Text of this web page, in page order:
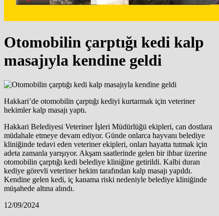
Otomobilin çarptığı kedi kalp
masajıyla kendine geldi
Hakkari’de otomobilin çarptığı kediyi kurtarmak için veteriner
hekimler kalp masajı yaptı.
Hakkari Belediyesi Veteriner İşleri Müdürlüğü ekipleri, can dostlara
müdahale etmeye devam ediyor. Günde onlarca hayvanı belediye
kliniğinde tedavi eden veteriner ekipleri, onları hayatta tutmak için
adeta zamanla yarışıyor. Akşam saatlerinde gelen bir ihbar üzerine
otomobilin çarptığı kedi belediye kliniğine getirildi. Kalbi duran
kediye görevli veteriner hekim tarafından kalp masajı yapıldı.
Kendine gelen kedi, iç kanama riski nedeniyle belediye kliniğinde
müşahede altına alındı.
12/09/2024